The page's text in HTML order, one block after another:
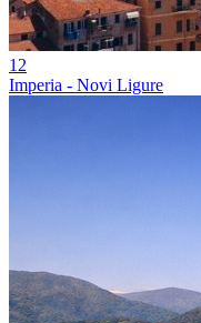
12
Imperia - Novi Ligure